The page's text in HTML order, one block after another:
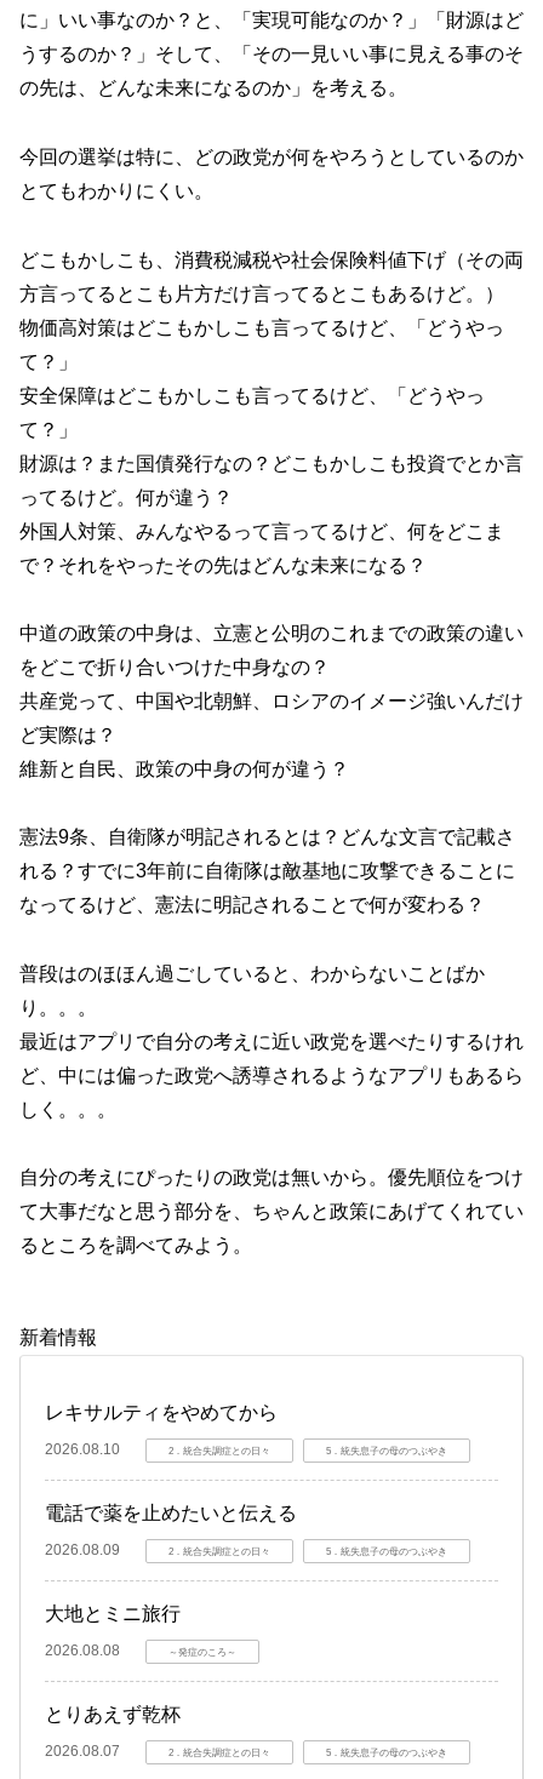
に」いい事なのか？と、「実現可能なのか？」「財源はど
うするのか？」そして、「その一見いい事に見える事のそ
の先は、どんな未来になるのか」を考える。
今回の選挙は特に、どの政党が何をやろうとしているのか
とてもわかりにくい。
どこもかしこも、消費税減税や社会保険料値下げ（その両
方言ってるとこも片方だけ言ってるとこもあるけど。）
物価高対策はどこもかしこも言ってるけど、「どうやっ
て？」
安全保障はどこもかしこも言ってるけど、「どうやっ
て？」
財源は？また国債発行なの？どこもかしこも投資でとか言
ってるけど。何が違う？
外国人対策、みんなやるって言ってるけど、何をどこま
で？それをやったその先はどんな未来になる？
中道の政策の中身は、立憲と公明のこれまでの政策の違い
をどこで折り合いつけた中身なの？
共産党って、中国や北朝鮮、ロシアのイメージ強いんだけ
ど実際は？
維新と自民、政策の中身の何が違う？
憲法9条、自衛隊が明記されるとは？どんな文言で記載さ
れる？すでに3年前に自衛隊は敵基地に攻撃できることに
なってるけど、憲法に明記されることで何が変わる？
普段はのほほん過ごしていると、わからないことばか
り。。。
最近はアプリで自分の考えに近い政党を選べたりするけれ
ど、中には偏った政党へ誘導されるようなアプリもあるら
しく。。。
自分の考えにぴったりの政党は無いから。優先順位をつけ
て大事だなと思う部分を、ちゃんと政策にあげてくれてい
るところを調べてみよう。
新着情報
レキサルティをやめてから
2026.08.10 2．統合失調症との日々 5．統失息子の母のつぶやき
電話で薬を止めたいと伝える
2026.08.09 2．統合失調症との日々 5．統失息子の母のつぶやき
大地とミニ旅行
2026.08.08 ～発症のころ～
とりあえず乾杯
2026.08.07 2．統合失調症との日々 5．統失息子の母のつぶやき